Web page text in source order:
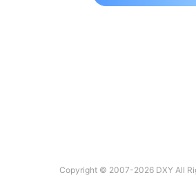
Copyright © 2007-2026 DXY All